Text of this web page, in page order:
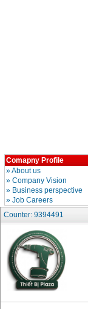
Comapny Profile
»About us
» Company Vision
» Business perspective
» Job Careers
Counter: 9394491